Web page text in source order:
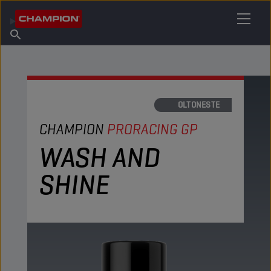
Tietoa Championista
Etsi myyntipiste
HUOLTONESTE
CHAMPION PRORACING GP
WASH AND
SHINE